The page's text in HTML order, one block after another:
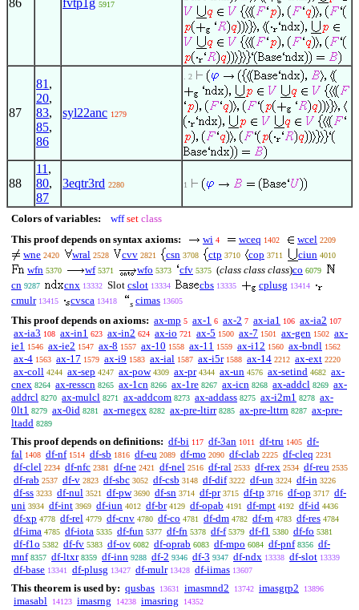
86 fvtp1g 5917
87
81 ,
20,
83,
85,
86
syl22anc 1279
. 2
88
11 ,
80,
87
3eqtr3rd 2280 1
Colors of variables: wff set class
This proof depends on syntax axioms:
wi 4 wceq 1402 wcel 2209
wne 2420 wral 2528 cvv 2821 csn 3708 ctp 3710 cop 3711 ciun 4010
wfn 5370 wf 5371 wfo 5373 cfv 5375 (class class class)co 6079
cn 9287 cnx 13332 Slot cslot 13334 cbs 13335 cplusg 13414
cmulr 13415 cvsca 13418 s cimas 13605
This proof depends on axioms: ax-mp 5 ax-1 6 ax-2 7 ax-ia1 106 ax-ia2 107
ax-ia3 108 ax-in1 623 ax-in2 624 ax-io 721 ax-5 1500 ax-7 1501 ax-gen 1502 ax-
ie1 1546 ax-ie2 1547 ax-8 1557 ax-10 1558 ax-11 1559 ax-i12 1560 ax-bndl 1562
ax-4 1563 ax-17 1579 ax-i9 1583 ax-ial 1587 ax-i5r 1588 ax-14 2212 ax-ext 2220
ax-coll 4244 ax-sep 4247 ax-pow 4309 ax-pr 4344 ax-un 4576 ax-setind 4682 ax-
cnex 8264 ax-resscn 8265 ax-1cn 8266 ax-1re 8267 ax-icn 8268 ax-addcl 8269 ax-
addrcl 8270 ax-mulcl 8271 ax-addcom 8273 ax-addass 8275 ax-i2m1 8278 ax-
0lt1 8279 ax-0id 8281 ax-rnegex 8282 ax-pre-ltirr 8285 ax-pre-lttrn 8287 ax-pre-
ltadd 8289
This proof depends on definitions: df-bi 117 df-3an 1011 df-tru 1405 df-
fal 1408 df-nf 1514 df-sb 1816 df-eu 2089 df-mo 2090 df-clab 2225 df-cleq 2231
df-clel 2234 df-nfc 2381 df-ne 2421 df-nel 2516 df-ral 2533 df-rex 2534 df-reu 2535
df-rab 2537 df-v 2823 df-sbc 3052 df-csb 3148 df-dif 3222 df-un 3224 df-in 3226
df-ss 3233 df-nul 3521 df-pw 3690 df-sn 3714 df-pr 3715 df-tp 3716 df-op 3717 df-
uni 3934 df-int 3969 df-iun 4012 df-br 4129 df-opab 4191 df-mpt 4192 df-id 4436
df-xp 4778 df-rel 4779 df-cnv 4780 df-co 4781 df-dm 4782 df-rn 4783 df-res 4784
df-ima 4785 df-iota 5335 df-fun 5377 df-fn 5378 df-f 5379 df-f1 5380 df-fo 5381
df-f1o 5382 df-fv 5383 df-ov 6082 df-oprab 6083 df-mpo 6084 df-pnf 8356 df-
mnf 8357 df-ltxr 8359 df-inn 9288 df-2 9346 df-3 9347 df-ndx 13338 df-slot 13339
df-base 13341 df-plusg 13427 df-mulr 13428 df-iimas 13607
This theorem is used by: qusbas 13631 imasmnd2 13742 imasgrp2 13896
imasabl 14123 imasrng 14238 imasring 14352